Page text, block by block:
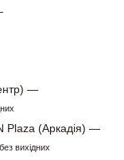
—
Plaza (Аркадія) —
вихідних